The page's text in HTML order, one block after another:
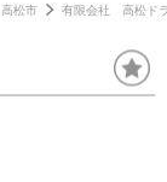
高松市 有限会社 高松ド